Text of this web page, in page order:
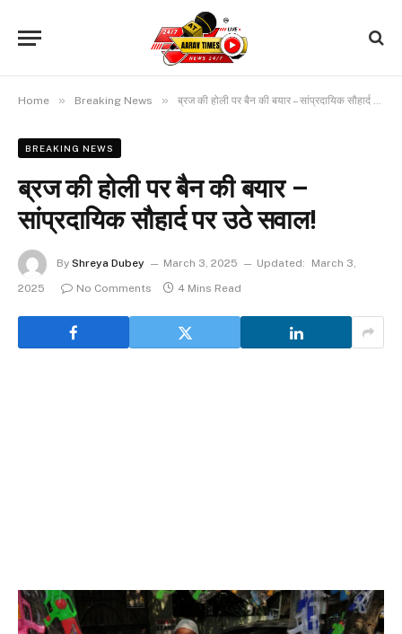
Home » Breaking News » ब्रज की होली पर बैन की बयार – सांप्रदायिक सौहार्द पर उठे सवाल!
BREAKING NEWS
ब्रज की होली पर बैन की बयार –
सांप्रदायिक सौहार्द पर उठे सवाल!
By Shreya Dubey March 3, 2025 Updated:
March 3,
2025
No Comments 4 Mins Read